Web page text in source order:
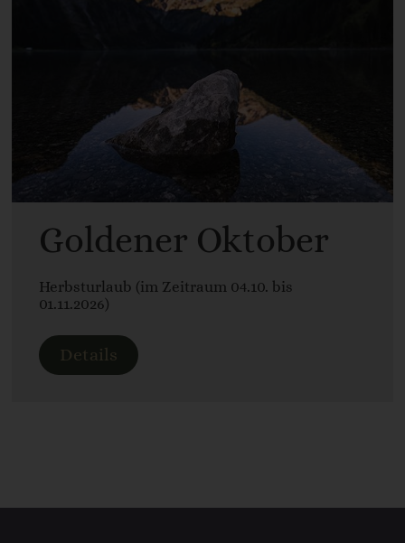
Goldener Oktober
Herbsturlaub (im Zeitraum 04.10. bis
01.11.2026)
Details